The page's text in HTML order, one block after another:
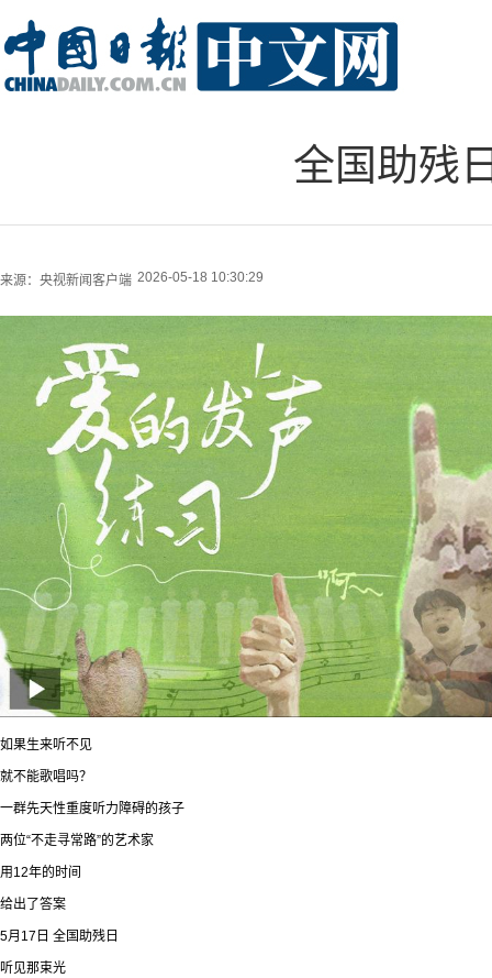
全国助残
来源： 央视新闻客户端 2026-05-18 10:30:29
如果生来听不见
就不能歌唱吗？
一群先天性重度听力障碍的孩子
两位“不走寻常路”的艺术家
用12年的时间
给出了答案
5月17日 全国助残日
听见那束光